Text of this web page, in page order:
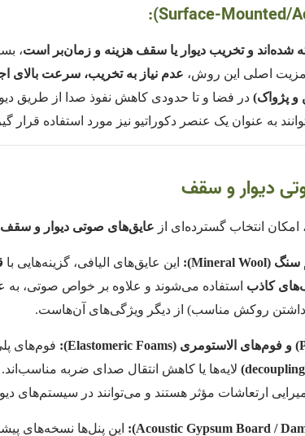
شده‌اند و تخریب دیوار یا سقف هزینه و زمان‌بر است،
مزیت اصلی این روش، عدم نیاز به تخریب، سرعت بالای
پژواک) در فضا و تا حدودی کاهش نفوذ صدا از طریق
به عنوان یک عنصر دکوراتیو نیز مورد استفاده قرار
دیوار و سقف
انتخاب گسترده‌ای از عایق‌های صوتی دیوار و سقف
این عایق‌های الیافی، گزینه‌هایی با
کاذب استفاده می‌شوند و علاوه بر خواص صوتی، به
روکش مناسب) از دیگر ویژگی‌های آن‌هاست.
فوم‌های
ارتعاشات مؤثر هستند و می‌توانند در سیستم‌های
این پنل‌ها نسخه‌های